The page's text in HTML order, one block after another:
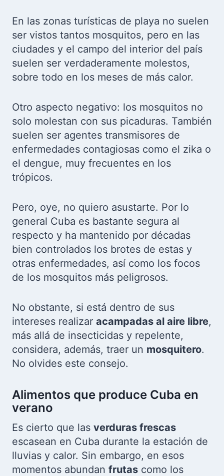
En las zonas turísticas de playa no suelen
ser vistos tantos mosquitos, pero en las
ciudades y el campo del interior del país
suelen ser verdaderamente molestos,
sobre todo en los meses de más calor.
Otro aspecto negativo: los mosquitos no
solo molestan con sus picaduras. También
suelen ser agentes transmisores de
enfermedades contagiosas como el zika o
el dengue, muy frecuentes en los
trópicos.
Pero, oye, no quiero asustarte. Por lo
general Cuba es bastante segura al
respecto y ha mantenido por décadas
bien controlados los brotes de estas y
otras enfermedades, así como los focos
de los mosquitos más peligrosos.
No obstante, si está dentro de sus
intereses realizar acampadas al aire libre,
más allá de insecticidas y repelente,
considera, además, traer un mosquitero.
No olvides este consejo.
Alimentos que produce Cuba en
verano
Es cierto que las verduras frescas
escasean en Cuba durante la estación de
lluvias y calor. Sin embargo, en esos
momentos abundan frutas como los